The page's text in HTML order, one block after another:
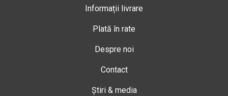
Informații livrare
Plată în rate
Despre noi
Contact
Știri & media